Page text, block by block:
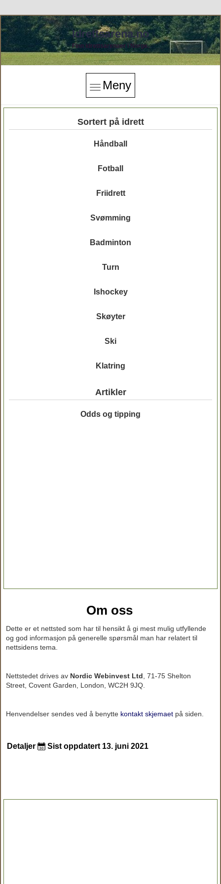
Idrettsarena.no
Finn idrettsarenaer i Norge.
Meny
Sortert på idrett
Håndball
Fotball
Friidrett
Svømming
Badminton
Turn
Ishockey
Skøyter
Ski
Klatring
Artikler
Odds og tipping
Om oss
Dette er et nettsted som har til hensikt å gi mest mulig utfyllende
og god informasjon på generelle spørsmål man har relatert til
nettsidens tema.
Nettstedet drives av Nordic Webinvest Ltd , 71-75 Shelton
Street, Covent Garden, London, WC2H 9JQ.
Henvendelser sendes ved å benytte kontakt skjemaet på siden.
Detaljer Sist oppdatert 13. juni 2021